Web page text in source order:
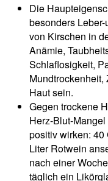
Die
besonders
von Kirschen in
Anämie,
Schlaflosigkeit,
Haut sein.
Gegen trockene
Herz-Blut-
positiv wirken: 40
Liter Rotwein
nach einer
täglich ein